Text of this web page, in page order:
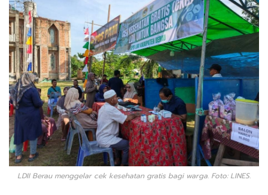
LDII Berau menggelar cek kesehatan gratis bagi warga. Foto: LINES.